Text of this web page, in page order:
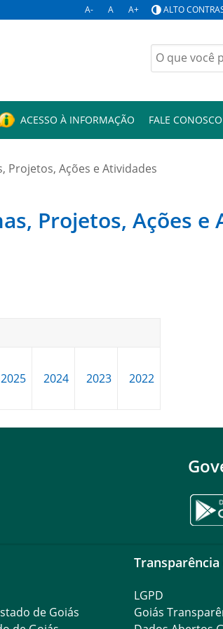
A- A A+ ALTO
Buscar
por:
ACESSO À INFORMAÇÃO FALE CONOSCO
Ações e Atividades
Projetos, Ações e
2025 2024 2023 2022
de Goiás
LGPD
Goiás